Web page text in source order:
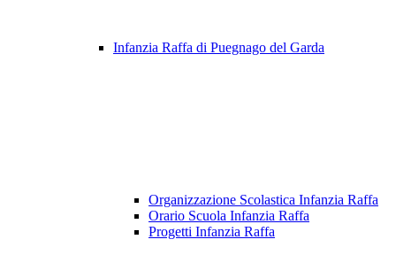
Infanzia Raffa di Puegnago del Garda
Organizzazione Scolastica Infanzia Raffa
Orario Scuola Infanzia Raffa
Progetti Infanzia Raffa